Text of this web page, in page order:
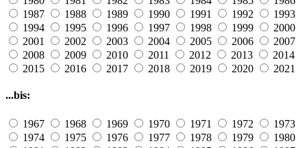
1987
1988 1989 1990 1991 1992
1993
1994
1995 1996 1997 1998 1999
2000
2001
2002 2003 2004 2005 2006
2007
2008
2009 2010 2011 2012 2013
2014
2015
2016 2017 2018 2019 2020 2021
...bis:
1967 1968 1969 1970 1971 1972
1973
1974
1975 1976 1977 1978 1979
1980